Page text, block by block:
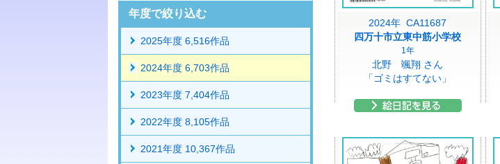
2024年 CA11687
四万十市立東中筋小学校
1年
北野 颯翔 さん
「ゴミはすてない」
年度で絞り込む
2025年度 6,516作品
2024年度 6,703作品
2023年度 7,404作品
2022年度 8,105作品
2021年度 10,367作品